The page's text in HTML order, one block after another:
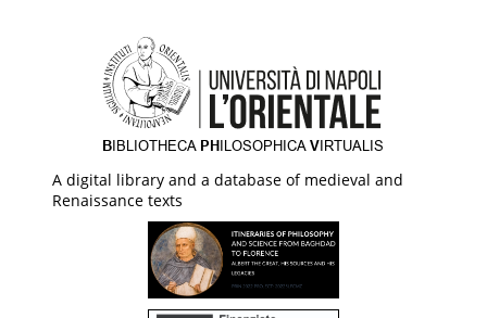
A digital library and a database of medieval and
Renaissance texts